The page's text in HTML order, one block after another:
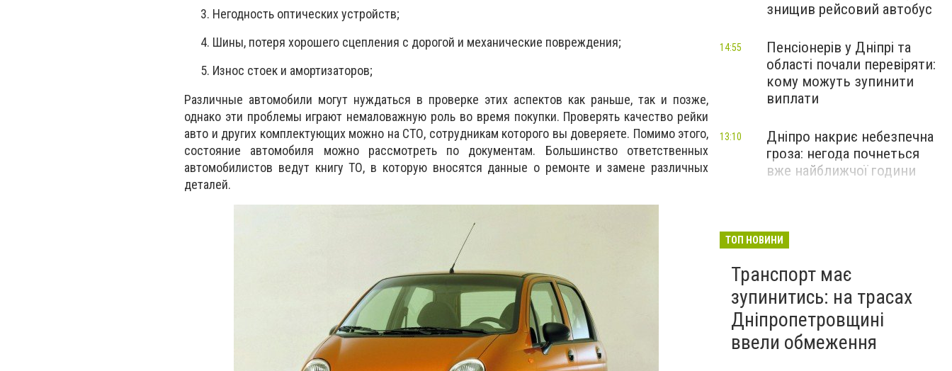
Негодность оптических устройств;
Шины, потеря хорошего сцепления с дорогой и механические повреждения;
Износ стоек и амортизаторов;
Различные автомобили могут нуждаться в проверке этих аспектов как раньше, так и позже,
однако эти проблемы играют немаловажную роль во время покупки. Проверять качество рейки
авто и других комплектующих можно на СТО, сотрудникам которого вы доверяете. Помимо этого,
состояние автомобиля можно рассмотреть по документам. Большинство ответственных
автомобилистов ведут книгу ТО, в которую вносятся данные о ремонте и замене различных
деталей.
знищив рейсовий автобус
Пенсіонерів у Дніпрі та
області почали перевіряти:
кому можуть зупинити
виплати
14:55
Дніпро накриє небезпечна
гроза: негода почнеться
вже найближчої години
13:10
ТОП НОВИНИ
Транспорт має
зупинитись: на трасах
Дніпропетровщині
ввели обмеження